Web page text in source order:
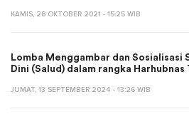
KAMIS, 28 OKTOBER 2021 - 15:25 WIB
Lomba Menggambar dan Sosialisasi
Dini (Salud) dalam rangka Harhubnas
JUMAT, 13 SEPTEMBER 2024 - 13:26 WIB